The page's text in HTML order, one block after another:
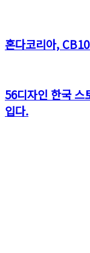
혼다코리아,
56디자인 한국 스
입다.